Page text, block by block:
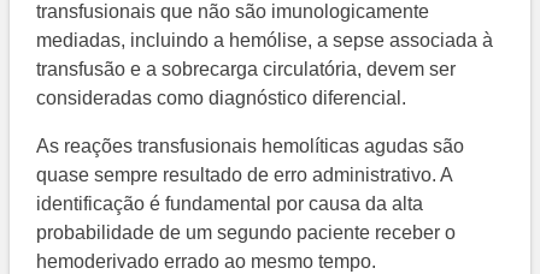
transfusionais que não são imunologicamente
mediadas, incluindo a hemólise, a sepse associada à
transfusão e a sobrecarga circulatória, devem ser
consideradas como diagnóstico diferencial.
As reações transfusionais hemolíticas agudas são
quase sempre resultado de erro administrativo. A
identificação é fundamental por causa da alta
probabilidade de um segundo paciente receber o
hemoderivado errado ao mesmo tempo.